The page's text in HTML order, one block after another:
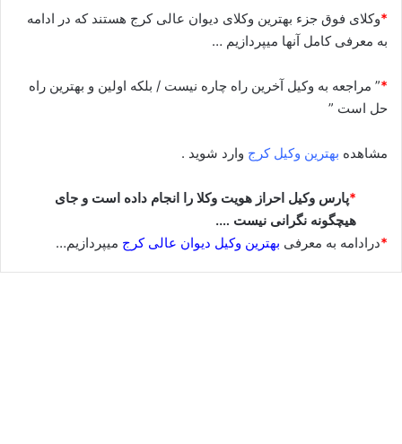
*وکلای فوق جزء بهترین وکلای دیوان عالی کرج هستند که در ادامه
به معرفی کامل آنها میپردازیم …
*” مراجعه به وکیل آخرین راه چاره نیست / بلکه اولین و بهترین راه
حل است ”
مشاهده بهترین وکیل کرج وارد شوید .
*پارس وکیل احراز هویت وکلا را انجام داده است و جای
هیچگونه نگرانی نیست ….
*درادامه به معرفی بهترین وکیل دیوان عالی کرج میپردازیم…